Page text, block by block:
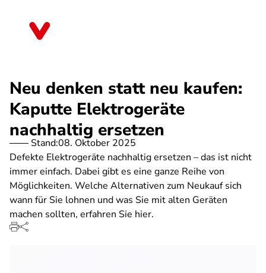
Neu denken statt neu kaufen:
Kaputte Elektrogeräte
nachhaltig ersetzen
Stand:08. Oktober 2025
Defekte Elektrogeräte nachhaltig ersetzen – das ist nicht
immer einfach. Dabei gibt es eine ganze Reihe von
Möglichkeiten. Welche Alternativen zum Neukauf sich
wann für Sie lohnen und was Sie mit alten Geräten
machen sollten, erfahren Sie hier.